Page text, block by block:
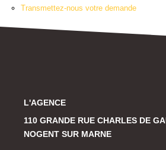
Transmettez-nous votre demande
L'AGENCE
110 GRANDE RUE CHARLES DE
NOGENT SUR MARNE